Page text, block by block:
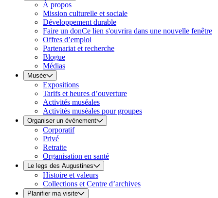
À propos
Mission culturelle et sociale
Développement durable
Faire un donCe lien s'ouvrira dans une nouvelle fenêtre
Offres d’emploi
Partenariat et recherche
Blogue
Médias
Musée
Expositions
Tarifs et heures d’ouverture
Activités muséales
Activités muséales pour groupes
Organiser un événement
Corporatif
Privé
Retraite
Organisation en santé
Le legs des Augustines
Histoire et valeurs
Collections et Centre d’archives
Planifier ma visite